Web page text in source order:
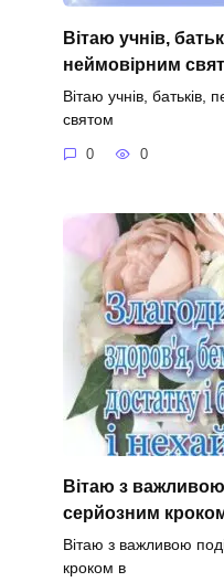
Вітаю учнів,
неймовірним
Вітаю учнів, батьків,
святом
0 0
Вітаю з
серйозним
Вітаю з важливою
кроком в